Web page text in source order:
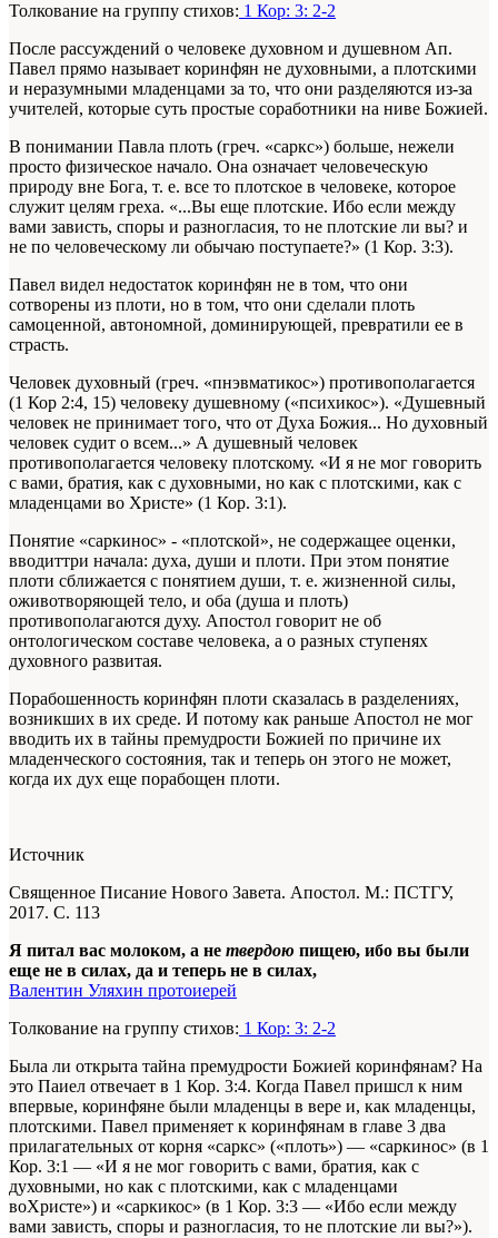
Толкование на группу стихов: 1 Кор: 3: 2-2
После рассуждений о человеке духовном и душевном Ап.
Павел прямо называет коринфян не духовными, а плотскими
и неразумными младенцами за то, что они разделяются из-за
учителей, которые суть простые соработники на ниве Божией.
В понимании Павла плоть (греч. «саркс») больше, нежели
просто физическое начало. Она означает человеческую
природу вне Бога, т. е. все то плотское в человеке, которое
служит целям греха. «...Вы еще плотские. Ибо если между
вами зависть, споры и разногласия, то не плотские ли вы? и
не по человеческому ли обычаю поступаете?» (1 Кор. 3:3).
Павел видел недостаток коринфян не в том, что они
сотворены из плоти, но в том, что они сделали плоть
самоценной, автономной, доминирующей, превратили ее в
страсть.
Человек духовный (греч. «пнэвматикос») противополагается
(1 Кор 2:4, 15) человеку душевному («психикос»). «Душевный
человек не принимает того, что от Духа Божия... Но духовный
человек судит о всем...» А душевный человек
противополагается человеку плотскому. «И я не мог говорить
с вами, братия, как с духовными, но как с плотскими, как с
младенцами во Христе» (1 Кор. 3:1).
Понятие «саркинос» - «плотской», не содержащее оценки,
вводиттри начала: духа, души и плоти. При этом понятие
плоти сближается с понятием души, т. е. жизненной силы,
оживотворяющей тело, и оба (душа и плоть)
противополагаются духу. Апостол говорит не об
онтологическом составе человека, а о разных ступенях
духовного развитая.
Порабошенность коринфян плоти сказалась в разделениях,
возникших в их среде. И потому как раньше Апостол не мог
вводить их в тайны премудрости Божией по причине их
младенческого состояния, так и теперь он этого не может,
когда их дух еще порабощен плоти.
Источник
Священное Писание Нового Завета. Апостол. М.: ПСТГУ,
2017. С. 113
Я питал вас молоком, а не твердою пищею, ибо вы были
еще не в силах, да и теперь не в силах,
Валентин Уляхин протоиерей
Толкование на группу стихов: 1 Кор: 3: 2-2
Была ли открыта тайна премудрости Божией коринфянам? На
это Паиел отвечает в 1 Кор. 3:4. Когда Павел пришсл к ним
впервые, коринфяне были младенцы в вере и, как младенцы,
плотскими. Павел применяет к коринфянам в главе 3 два
прилагательных от корня «саркс» («плоть») — «саркинос» (в 1
Кор. 3:1 — «И я не мог говорить с вами, братия, как с
духовными, но как с плотскими, как с младенцами
воХристе») и «саркикос» (в 1 Кор. 3:3 — «Ибо если между
вами зависть, споры и разногласия, то не плотские ли вы?»).